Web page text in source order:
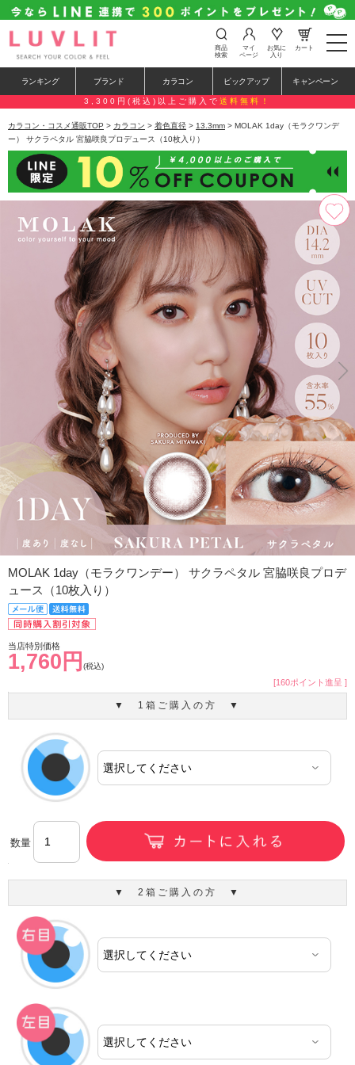
t
o
e
n
a
a
i
o
n
商品
検索
マイ
ページ
お気に
入り
カート
ランキング ブランド カラコン ピックアップ キャンペーン
3,300円(税込)以上ご購入で 送料無料！
カラコン・コスメ通販TOP > カラコン > 着色直径 > 13.3mm > MOLAK 1day（モラクワンデ
ー） サクラペタル 宮脇咲良プロデュース（10枚入り）
MOLAK 1day（モラクワンデー） サクラペタル 宮脇咲良プロデ
ュース（10枚入り）
当店特別価格
1,760円 (税込)
[160ポイント進呈 ]
▼ 1箱ご購入の方 ▼
数量
▼ 2箱ご購入の方 ▼